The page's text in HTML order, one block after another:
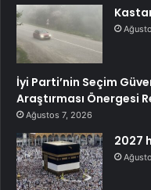
İyi Parti’nin Seçim
Araştırması Önergesi
Ağustos 7, 2026
2027